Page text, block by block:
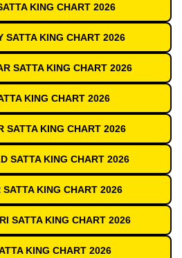
KING CHART 2026
SATTA KING CHART 2026
SATTA KING CHART 2026
KING CHART 2026
SATTA KING CHART 2026
SATTA KING CHART 2026
KING CHART 2026
SATTA KING CHART 2026
KING CHART 2026